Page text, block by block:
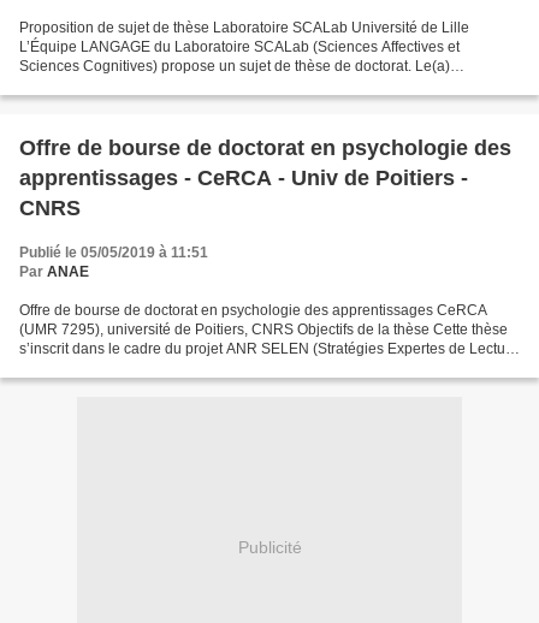
Proposition de sujet de thèse Laboratoire SCALab Université de Lille
L’Équipe LANGAGE du Laboratoire SCALab (Sciences Affectives et
Sciences Cognitives) propose un sujet de thèse de doctorat. Le(a)
Offre de bourse de doctorat en psychologie des
apprentissages - CeRCA - Univ de Poitiers -
CNRS
Publié le 05/05/2019 à 11:51
Par ANAE
Offre de bourse de doctorat en psychologie des apprentissages CeRCA
(UMR 7295), université de Poitiers, CNRS Objectifs de la thèse Cette thèse
s’inscrit dans le cadre du projet ANR SELEN (Stratégies Expertes de Lecture
Publicité